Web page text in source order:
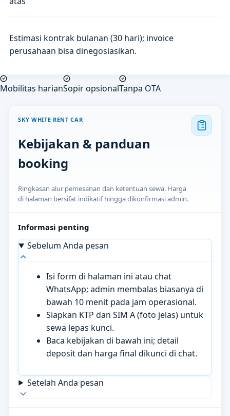
Estimasi kontrak bulanan (30 hari); invoice
perusahaan bisa dinegosiasikan.
Mobilitas harianSopir opsionalTanpa OTA
SKY WHITE RENT CAR
Kebijakan & panduan
booking
Ringkasan alur pemesanan dan ketentuan sewa. Harga
di halaman bersifat indikatif hingga dikonfirmasi admin.
Informasi penting
Sebelum Anda pesan
Isi form di halaman ini atau chat
WhatsApp; admin membalas biasanya di
bawah 10 menit pada jam operasional.
Siapkan KTP dan SIM A (foto jelas) untuk
sewa lepas kunci.
Baca kebijakan di bawah ini; detail
deposit dan harga final dikunci di chat.
Setelah Anda pesan